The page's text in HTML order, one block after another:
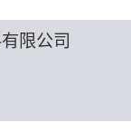
限公司